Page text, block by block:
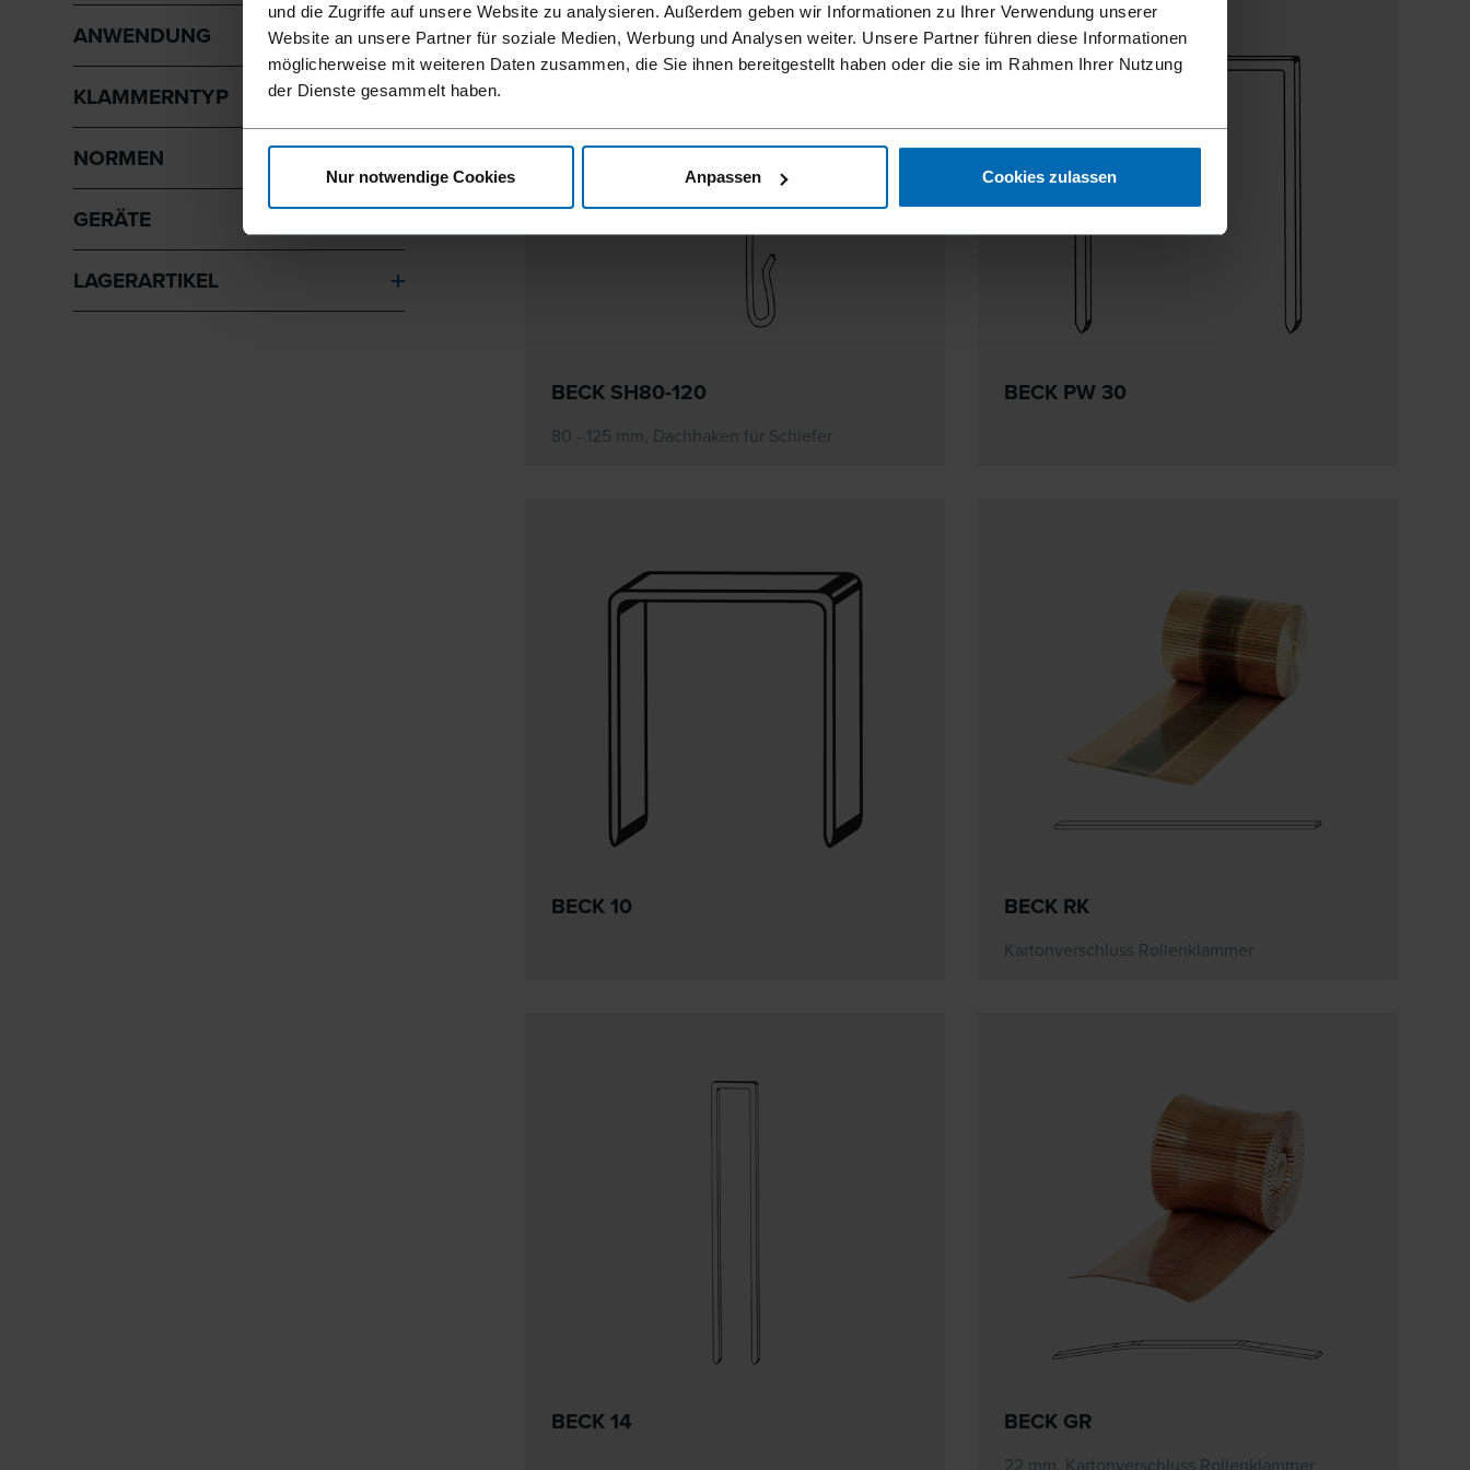
und die Zugriffe auf unsere Website zu analysieren. Außerdem geben wir Informationen zu Ihrer Verwendung unserer
Website an unsere Partner für soziale Medien, Werbung und Analysen weiter. Unsere Partner führen diese Informationen
möglicherweise mit weiteren Daten zusammen, die Sie ihnen bereitgestellt haben oder die sie im Rahmen Ihrer Nutzung
der Dienste gesammelt haben.
Nur notwendige Cookies Anpassen Cookies zulassen
ANWENDUNG
KLAMMERNTYP
NORMEN
GERÄTE
LAGERARTIKEL
BECK SH80-120
80 - 125 mm, Dachhaken für Schiefer
BECK PW 30
BECK 10 BECK RK
Kartonverschluss Rollenklammer
BECK 14 BECK GR
22 mm, Kartonverschluss Rollenklammer